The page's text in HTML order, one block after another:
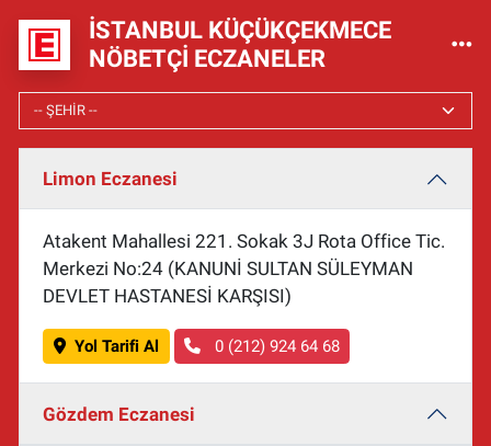
İSTANBUL KÜÇÜKÇEKMECE
NÖBETÇI ECZANELER
Limon Eczanesi
Atakent Mahallesi 221. Sokak 3J Rota Office Tic.
Merkezi No:24 (KANUNİ SULTAN SÜLEYMAN
DEVLET HASTANESİ KARŞISI)
Yol Tarifi Al 0 (212) 924 64 68
Gözdem Eczanesi